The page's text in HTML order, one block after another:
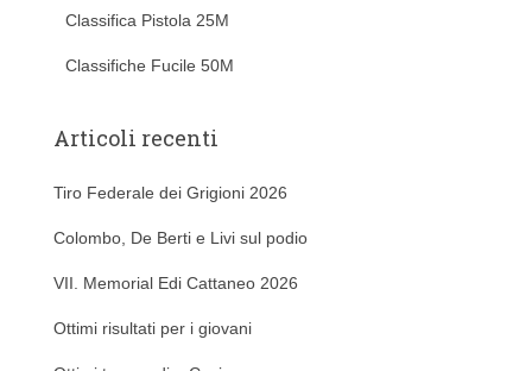
Classifica Pistola 25M
Classifiche Fucile 50M
Articoli recenti
Tiro Federale dei Grigioni 2026
Colombo, De Berti e Livi sul podio
VII. Memorial Edi Cattaneo 2026
Ottimi risultati per i giovani